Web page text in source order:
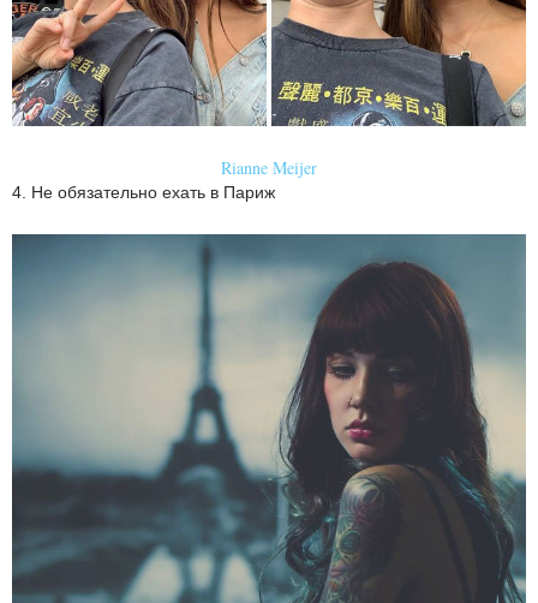
Rianne Meijer
4. Не обязательно ехать в Париж